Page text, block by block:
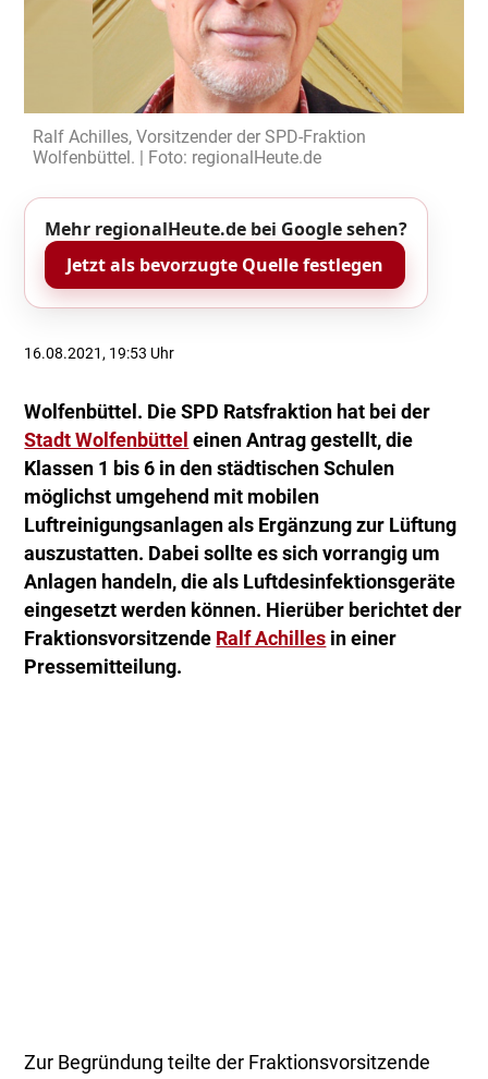
Ralf Achilles, Vorsitzender der SPD-Fraktion
Wolfenbüttel. | Foto: regionalHeute.de
Mehr regionalHeute.de bei Google sehen?
Jetzt als bevorzugte Quelle festlegen
16.08.2021, 19:53 Uhr
Wolfenbüttel. Die SPD Ratsfraktion hat bei der
Stadt Wolfenbüttel einen Antrag gestellt, die
Klassen 1 bis 6 in den städtischen Schulen
möglichst umgehend mit mobilen
Luftreinigungsanlagen als Ergänzung zur Lüftung
auszustatten. Dabei sollte es sich vorrangig um
Anlagen handeln, die als Luftdesinfektionsgeräte
eingesetzt werden können. Hierüber berichtet der
Fraktionsvorsitzende Ralf Achilles in einer
Pressemitteilung.
Zur Begründung teilte der Fraktionsvorsitzende